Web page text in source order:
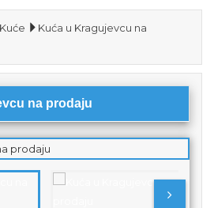
Kuće
Kuća u Kragujevcu na
na prodaju